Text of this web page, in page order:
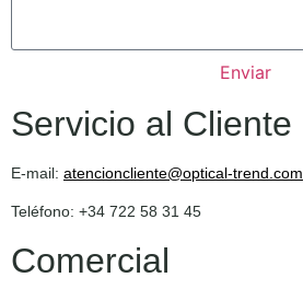
Enviar
Servicio al Cliente
E-mail: atencioncliente@optical-trend.com
Teléfono: +34 722 58 31 45
Comercial